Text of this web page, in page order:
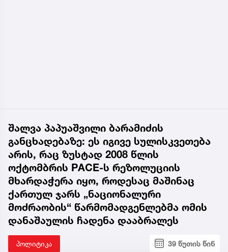
შალვა პაპუაშვილი ბარამიძის
განცხადებაზე: ეს იგივე სულისკვეთება
არის, რაც ზუსტად 2008 წლის
ოქტომბრის PACE-ს რეზოლუციის
მხარდაჭერა იყო, როდესაც მაშინაც
ქართულ ჯარს „ნაციონალური
მოძრაობის“ წარმომადგენლებმა ომის
დანაშაულის ჩადენა დააბრალეს
პოლიტიკა 39 წუთის წინ